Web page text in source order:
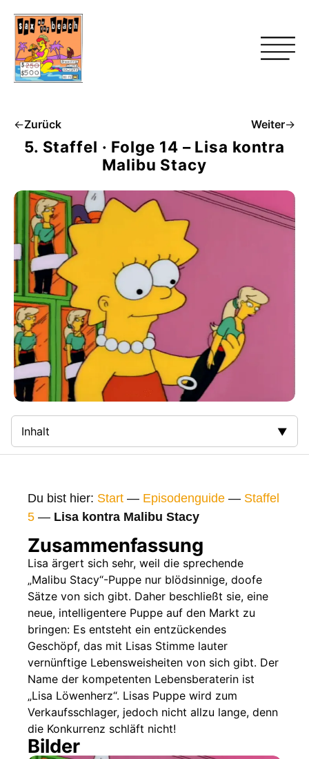
←Zurück Weiter→
5. Staffel · Folge 14 – Lisa kontra
Malibu Stacy
Inhalt
Gags
Gaststars
Fakten
Sendetermine
Nächste / Vorherige Folge
Du bist hier: Start — Episodenguide — Staffel
5 — Lisa kontra Malibu Stacy
Zusammenfassung
Lisa ärgert sich sehr, weil die sprechende
„Malibu Stacy“-Puppe nur blödsinnige, doofe
Sätze von sich gibt. Daher beschließt sie, eine
neue, intelligentere Puppe auf den Markt zu
bringen: Es entsteht ein entzückendes
Geschöpf, das mit Lisas Stimme lauter
vernünftige Lebensweisheiten von sich gibt. Der
Name der kompetenten Lebensberaterin ist
„Lisa Löwenherz“. Lisas Puppe wird zum
Verkaufsschlager, jedoch nicht allzu lange, denn
die Konkurrenz schläft nicht!
Bilder